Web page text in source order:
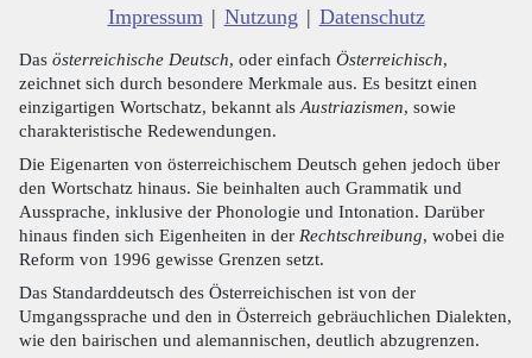
Impressum | Nutzung | Datenschutz
Das österreichische Deutsch, oder einfach Österreichisch,
zeichnet sich durch besondere Merkmale aus. Es besitzt einen
einzigartigen Wortschatz, bekannt als Austriazismen, sowie
charakteristische Redewendungen.
Die Eigenarten von österreichischem Deutsch gehen jedoch über
den Wortschatz hinaus. Sie beinhalten auch Grammatik und
Aussprache, inklusive der Phonologie und Intonation. Darüber
hinaus finden sich Eigenheiten in der Rechtschreibung, wobei die
Reform von 1996 gewisse Grenzen setzt.
Das Standarddeutsch des Österreichischen ist von der
Umgangssprache und den in Österreich gebräuchlichen Dialekten,
wie den bairischen und alemannischen, deutlich abzugrenzen.